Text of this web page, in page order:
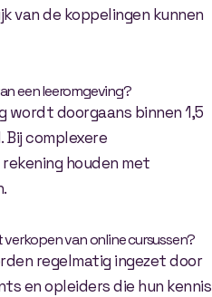
van de koppelingen kunnen
een leeromgeving?
wordt doorgaans binnen 1,5
complexere
houden met
van online cursussen?
regelmatig ingezet door
en opleiders die hun kennis